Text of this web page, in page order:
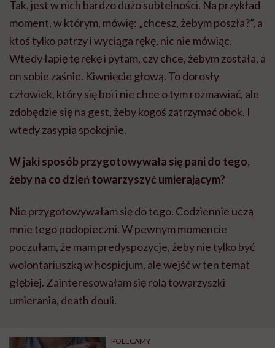
Tak, jest w nich bardzo dużo subtelności. Na przykład
moment, w którym, mówię: „chcesz, żebym poszła?”, a
ktoś tylko patrzy i wyciąga rękę, nic nie mówiąc.
Wtedy łapię tę rękę i pytam, czy chce, żebym została, a
on sobie zaśnie. Kiwnięcie głową. To dorosły
człowiek, który się boi i nie chce o tym rozmawiać, ale
zdobędzie się na gest, żeby kogoś zatrzymać obok. I
wtedy zasypia spokojnie.
W jaki sposób przygotowywała się pani do tego,
żeby na co dzień towarzyszyć umierającym?
Nie przygotowywałam się do tego. Codziennie uczą
mnie tego podopieczni. W pewnym momencie
poczułam, że mam predyspozycje, żeby nie tylko być
wolontariuszką w hospicjum, ale wejść w ten temat
głębiej. Zainteresowałam się rolą towarzyszki
umierania, death douli.
POLECAMY